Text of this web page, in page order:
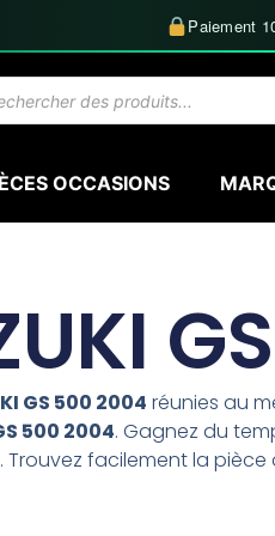
Paiement
OCCASIONS
GS 500 2004 réunies au
500 2004. Gagnez du
Trouvez facilement la